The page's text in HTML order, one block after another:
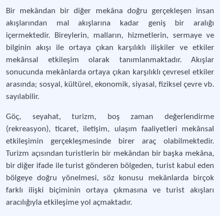
Bir mekândan bir diğer mekâna doğru gerçekleşen insan
akışlarından mal akışlarına kadar geniş bir aralığı
içermektedir. Bireylerin, malların, hizmetlerin, sermaye ve
bilginin akışı ile ortaya çıkan karşılıklı ilişkiler ve etkiler
mekânsal etkileşim olarak tanımlanmaktadır. Akışlar
sonucunda mekânlarda ortaya çıkan karşılıklı çevresel etkiler
arasında; sosyal, kültürel, ekonomik, siyasal, fiziksel çevre vb.
sayılabilir.
Göç, seyahat, turizm, boş zaman değerlendirme
(rekreasyon), ticaret, iletişim, ulaşım faaliyetleri mekânsal
etkileşimin gerçekleşmesinde birer araç olabilmektedir.
Turizm açısından turistlerin bir mekândan bir başka mekâna,
bir diğer ifade ile turist gönderen bölgeden, turist kabul eden
bölgeye doğru yönelmesi, söz konusu mekânlarda birçok
farklı ilişki biçiminin ortaya çıkmasına ve turist akışları
aracılığıyla etkileşime yol açmaktadır.